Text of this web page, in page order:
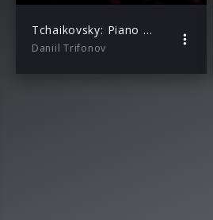
Tchaikovsky: Piano Sonata (No. 2) in C-Sharp Minor, Op. 80: II. Andante
Daniil Trifonov